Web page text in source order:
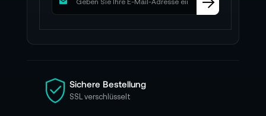
d
i
e
s
Sichere Bestellung
SSL verschlüsselt